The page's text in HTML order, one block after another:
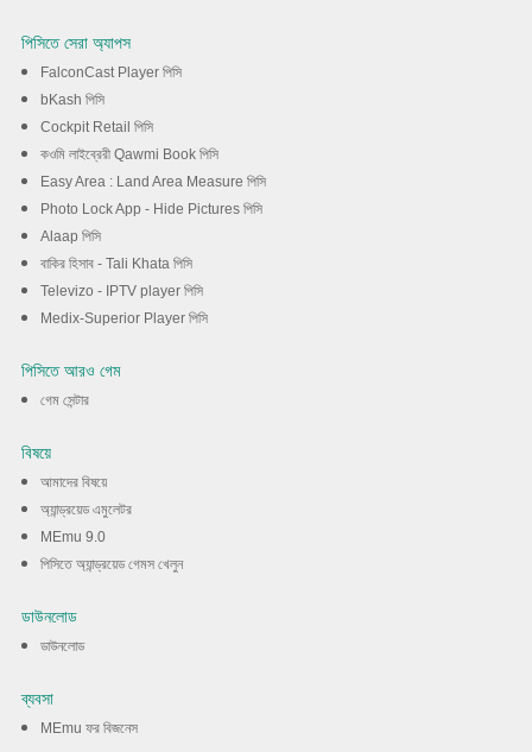
পিসিতে সেরা অ্যাপস
FalconCast Player পিসি
bKash পিসি
Cockpit Retail পিসি
কওমি লাইব্রেরী Qawmi Book পিসি
Easy Area : Land Area Measure পিসি
Photo Lock App - Hide Pictures পিসি
Alaap পিসি
বাকির হিসাব - Tali Khata পিসি
Televizo - IPTV player পিসি
Medix-Superior Player পিসি
পিসিতে আরও গেম
গেম সেন্টার
বিষয়ে
আমাদের বিষয়ে
অ্যান্ড্রয়েড এমুলেটর
MEmu 9.0
পিসিতে অ্যান্ড্রয়েড গেমস খেলুন
ডাউনলোড
ডাউনলোড
ব্যবসা
MEmu ফর বিজনেস